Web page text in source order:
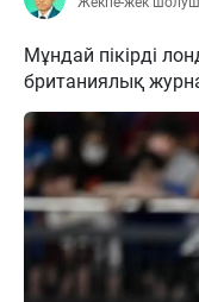
Мұндай пікірді
британиялық